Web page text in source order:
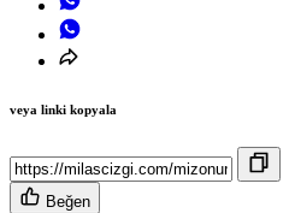
veya linki kopyala
Beğen